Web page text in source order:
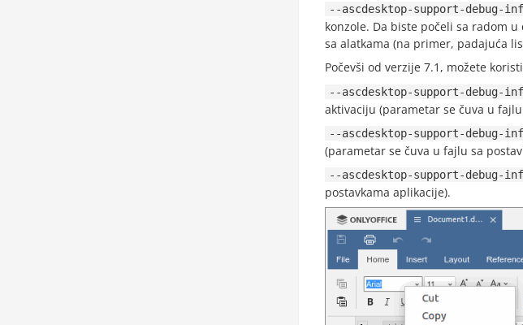
--ascdesktop-support-debug-
konzole. Da biste počeli sa radom
sa alatkama (na primer, padajuća
Počevši od verzije 7.1, možete
--ascdesktop-support-debug-
aktivaciju (parametar se čuva u
--ascdesktop-support-debug-
(parametar se čuva u fajlu sa
--ascdesktop-support-debug-
postavkama aplikacije).